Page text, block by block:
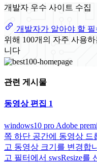
개발자 우수 사이트 수집
개발자가 알아야 할
위해 100개의 자주 사용
니다
관련 게시물
동영상 편집 1
windows10 pro Adobe
쪽 하단 공간에 동영상 드
고 동영상 크기를 변경합
고 필터에서 swsResize를